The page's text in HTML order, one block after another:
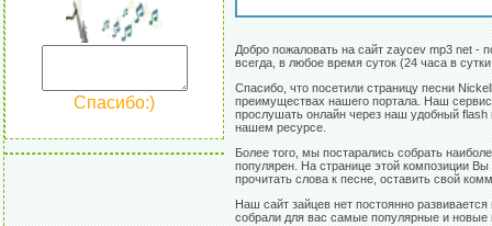
Спасибо:)
Добро пожаловать на сайт zaycev mp3 net -
всегда, в любое время суток (24 часа в
Спасибо, что посетили страницу песни
преимуществах нашего портала. Наш
прослушать онлайн через наш удобный flash
нашем ресурсе.
Более того, мы постарались собрать
популярен. На странице этой композиции
прочитать слова к песне, оставить свой
Наш сайт зайцев нет постоянно
собрали для вас самые популярные и